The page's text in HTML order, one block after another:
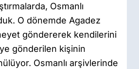
Osmanlı
O dönemde Agadez
göndererek kendilerini
gönderilen kişinin
Osmanlı arşivlerinde